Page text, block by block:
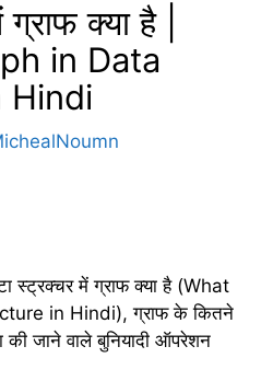
क्या है |
in Data
Hindi
स्ट्रक्चर में ग्राफ क्या है (What
in Hindi), ग्राफ के कितने
की जाने वाले बुनियादी ऑपरेशन